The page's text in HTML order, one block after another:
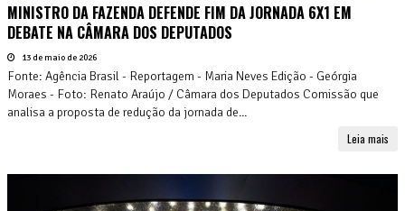
MINISTRO DA FAZENDA DEFENDE FIM DA JORNADA 6X1 EM
DEBATE NA CÂMARA DOS DEPUTADOS
13 de maio de 2026
Fonte: Agência Brasil - Reportagem - Maria Neves Edição - Geórgia
Moraes - Foto: Renato Araújo / Câmara dos Deputados Comissão que
analisa a proposta de redução da jornada de...
Leia mais